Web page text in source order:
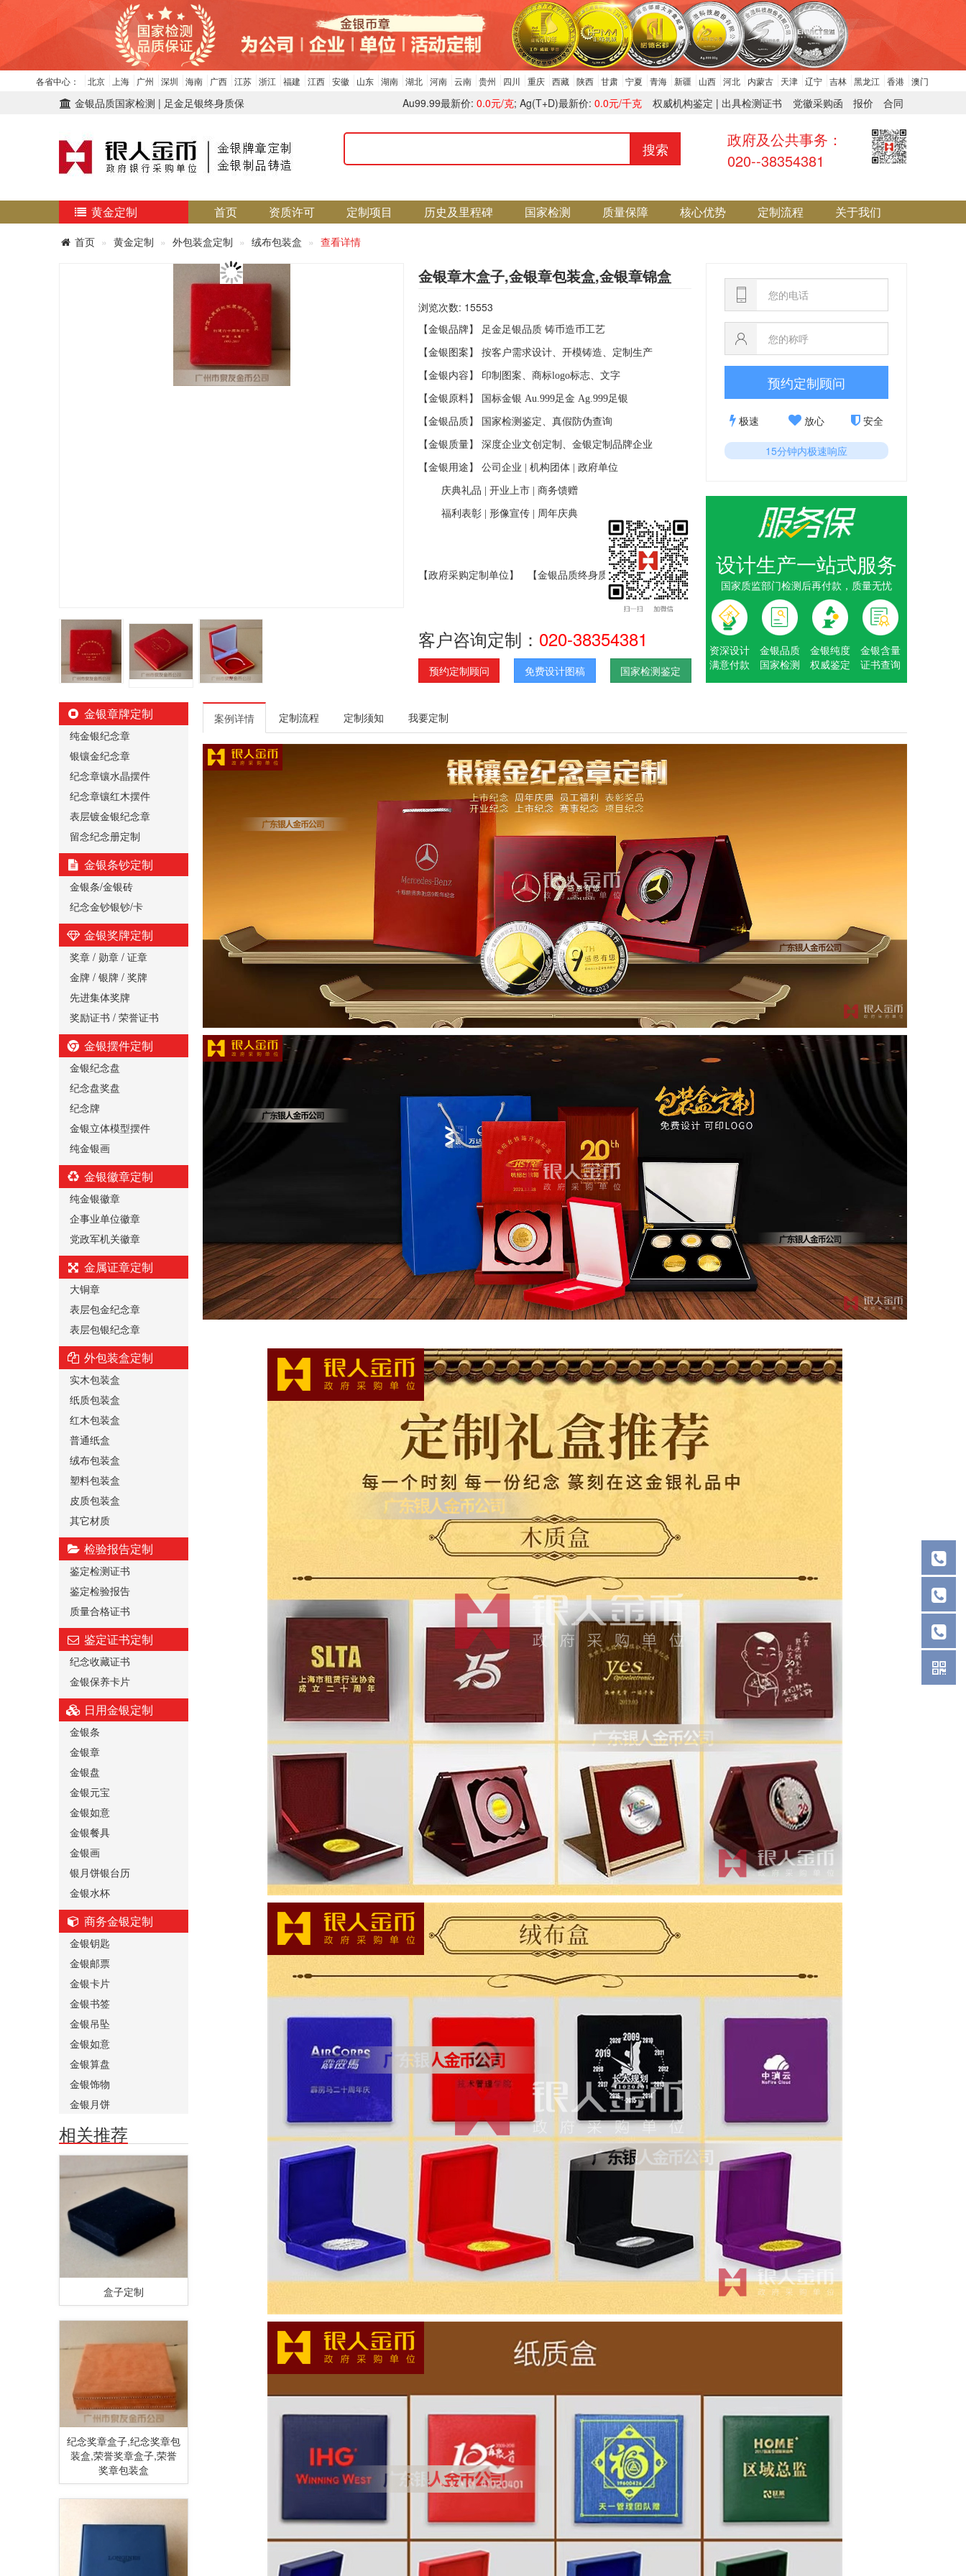
各省中心： 北京 上海 广州 深圳 海南 广西 江苏 浙江 福建 江西 安徽 山东 湖南 湖北 河南 云南 贵州 四川 重庆 西藏 陕西 甘肃 宁夏 青海 新疆 山西 河北 内蒙古 天津 辽宁 吉林 黑龙江 香港 澳门
金银品质国家检测 | 足金足银终身质保 党徽采购函 报价 合同
权威机构鉴定 | 出具检测证书
Au99.99最新价: 0.0元/克; Ag(T+D)最新价: 0.0元/千克
搜索
政府及公共事务：
020--38354381
黄金定制 首页 资质许可 定制项目 历史及里程碑 国家检测 质量保障 核心优势 定制流程 关于我们
首页 黄金定制 外包装盒定制 绒布包装盒 查看详情
金银章木盒子,金银章包装盒,金银章锦盒
浏览次数: 15553
【金银品牌】 足金足银品质 铸币造币工艺
【金银图案】 按客户需求设计、开模铸造、定制生产
【金银内容】 印制图案、商标logo标志、文字
【金银原料】 国标金银 Au.999足金 Ag.999足银
【金银品质】 国家检测鉴定、真假防伪查询
【金银质量】 深度企业文创定制、金银定制品牌企业
【金银用途】 公司企业 机构团体 政府单位
庆典礼品 开业上市 商务馈赠
福利表彰 形像宣传 周年庆典
【政府采购定制单位】 【金银品质终身质保】
客户咨询定制： 020-38354381
预约定制顾问 免费设计图稿 国家检测鉴定
预约定制顾问
极速 放心 安全
15分钟内极速响应
设计生产一站式服务
国家质监部门检测后再付款，质量无忧
资深设计
满意付款
金银品质
国家检测
金银纯度
权威鉴定
金银含量
证书查询
金银章牌定制
纯金银纪念章
银镶金纪念章
纪念章镶水晶摆件
纪念章镶红木摆件
表层镀金银纪念章
留念纪念册定制
金银条钞定制
金银条/金银砖
纪念金钞银钞/卡
金银奖牌定制
奖章 / 勋章 / 证章
金牌 / 银牌 / 奖牌
先进集体奖牌
奖励证书 / 荣誉证书
金银摆件定制
金银纪念盘
纪念盘奖盘
纪念牌
金银立体模型摆件
纯金银画
金银徽章定制
纯金银徽章
企事业单位徽章
党政军机关徽章
金属证章定制
大铜章
表层包金纪念章
表层包银纪念章
外包装盒定制
实木包装盒
纸质包装盒
红木包装盒
普通纸盒
绒布包装盒
塑料包装盒
皮质包装盒
其它材质
检验报告定制
鉴定检测证书
鉴定检验报告
质量合格证书
鉴定证书定制
纪念收藏证书
金银保养卡片
日用金银定制
金银条
金银章
金银盘
金银元宝
金银如意
金银餐具
金银画
银月饼银台历
金银水杯
商务金银定制
金银钥匙
金银邮票
金银卡片
金银书签
金银吊坠
金银如意
金银算盘
金银饰物
金银月饼
相关推荐
盒子定制
纪念奖章盒子,纪念奖章包
装盒,荣誉奖章盒子,荣誉
奖章包装盒
案例详情 定制流程 定制须知 我要定制